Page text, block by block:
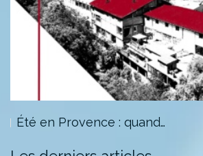
Été en Provence : quand…